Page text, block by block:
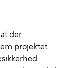
der
projektet.